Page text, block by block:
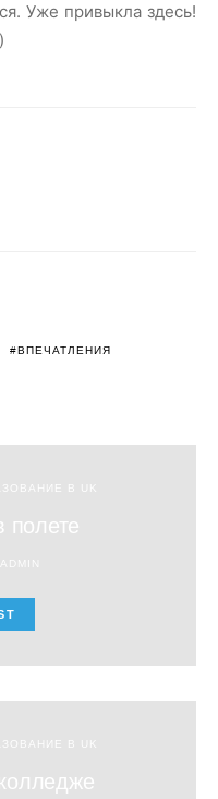
Уже привыкла здесь!
ВПЕЧАТЛЕНИЯ
В UK
полете
ADMIN
В UK